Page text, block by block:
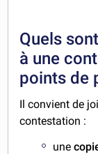
Quels
à une
points de
Il convient de
contestation :
une